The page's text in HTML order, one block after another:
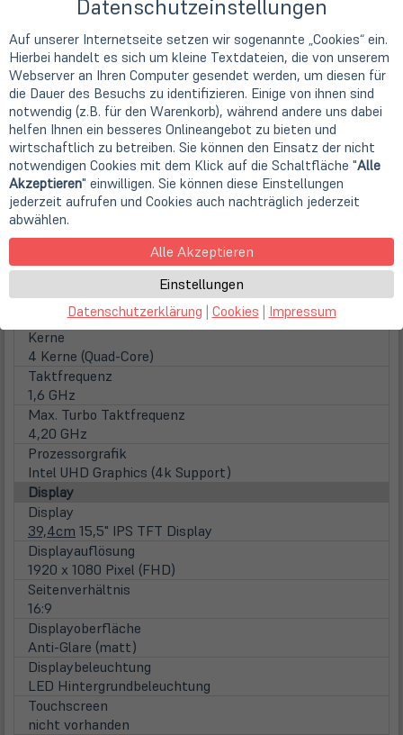
Achtung! Bei diesen Bildern handelt es sichnichtum Fotos
vom jeweiligen Produkt, sondern lediglich um Beispielbilder
zur Verdeutlichung der Fehlerkategorie!
Hersteller
Hersteller
Fujitsu
Gerätetyp
Ultrabook
Prozessor
Prozessor
Intel Core i5-10210U (4x 1,60 GHz / 6MB Smart Cache /
Familie
Intel Core i5 (Gen 10)
Kerne
4 Kerne (Quad-Core)
Taktfrequenz
1,6 GHz
Max. Turbo Taktfrequenz
4,20 GHz
Prozessorgrafik
Intel UHD Graphics (4k Support)
Display
Display
39,4cm 15,5" IPS TFT Display
Displayauflösung
1920 x 1080 Pixel (FHD)
Seitenverhältnis
16:9
Displayoberfläche
Anti-Glare (matt)
Displaybeleuchtung
LED Hintergrundbeleuchtung
Touchscreen
nicht vorhanden
Datenschutzeinstellungen
Auf unserer Internetseite setzen wir sogenannte „Cookies“ ein.
Hierbei handelt es sich um kleine Textdateien, die von unserem
Webserver an Ihren Computer gesendet werden, um diesen für
die Dauer des Besuchs zu identifizieren. Einige von ihnen sind
notwendig (z.B. für den Warenkorb), während andere uns dabei
helfen Ihnen ein besseres Onlineangebot zu bieten und
wirtschaftlich zu betreiben. Sie können den Einsatz der nicht
notwendigen Cookies mit dem Klick auf die Schaltfläche "Alle
Akzeptieren" einwilligen. Sie können diese Einstellungen
jederzeit aufrufen und Cookies auch nachträglich jederzeit
abwählen.
Alle Akzeptieren
Einstellungen
Datenschutzerklärung | Cookies | Impressum